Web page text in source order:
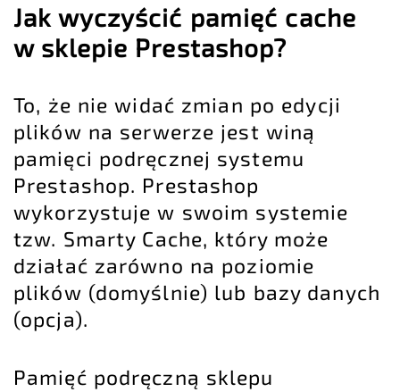
Jak wyczyścić pamięć cache
w sklepie Prestashop?
To, że nie widać zmian po edycji
plików na serwerze jest winą
pamięci podręcznej systemu
Prestashop. Prestashop
wykorzystuje w swoim systemie
tzw. Smarty Cache, który może
działać zarówno na poziomie
plików (domyślnie) lub bazy danych
(opcja).
Pamięć podręczną sklepu